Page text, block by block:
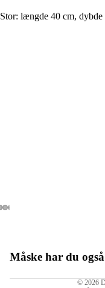
Stor: længde 40 cm,
Måske har du
© 2026